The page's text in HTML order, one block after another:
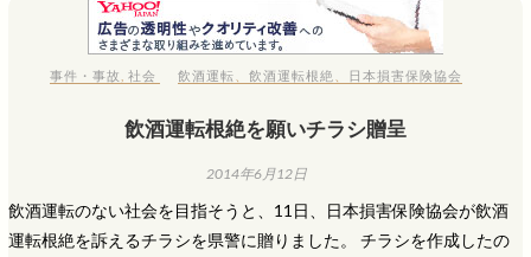
事件・事故 ,社会 飲酒運転 、飲酒運転根絶 日本損害保険協会
飲酒運転根絶を願いチラシ贈呈
2014年6月12日
飲酒運転のない社会を目指そうと、11日、日本損害保険協会が飲酒
運転根絶を訴えるチラシを県警に贈りました。 チラシを作成したの